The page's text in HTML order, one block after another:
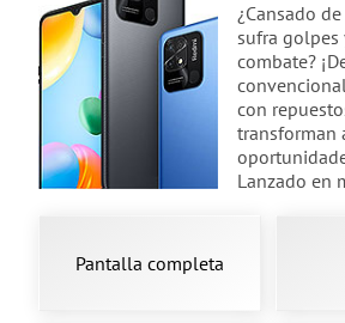
¿Cansado
sufra golpes
combate?
con
transforman
Lanzado en
mantengan
Pantalla completa